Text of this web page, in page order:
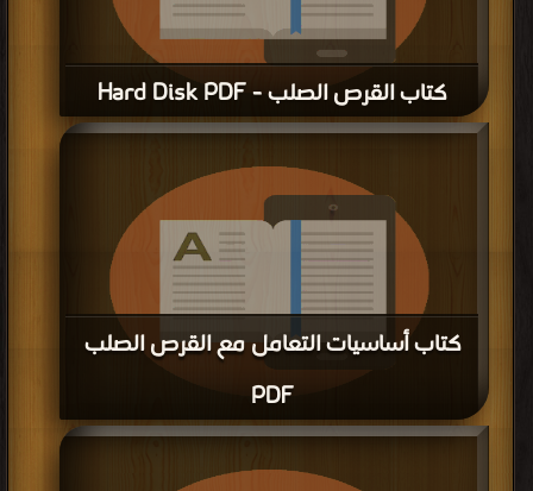
كتاب القرص الصلب - Hard Disk PDF
قراءة و تحميل كتاب كتاب القرص الصلب - Hard Disk PDF مجانا | مكتبة > كتب في|
التحميل : مرة/مرات
كتاب أساسيات التعامل مع القرص الصلب
PDF
قراءة و تحميل كتاب كتاب أساسيات التعامل مع القرص الصلب PDF مجانا | مكتبة >
كتب في تحميل| التحميل : مرة/مرات